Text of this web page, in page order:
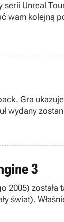
Unreal
wam kolejną
przełomie marca i
3
została
świat).